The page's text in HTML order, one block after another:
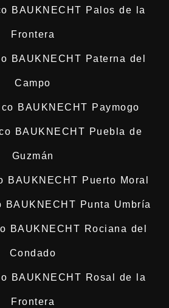
BAUKNECHT Palos de la
Frontera
BAUKNECHT Paterna del
Campo
BAUKNECHT Paymogo
BAUKNECHT Puebla de
Guzmán
BAUKNECHT Puerto Moral
BAUKNECHT Punta Umbría
BAUKNECHT Rociana del
Condado
BAUKNECHT Rosal de la
Frontera